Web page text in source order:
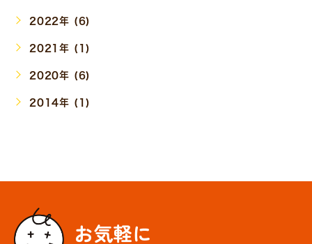
2022年 (6)
2021年 (1)
2020年 (6)
2014年 (1)
お気軽に